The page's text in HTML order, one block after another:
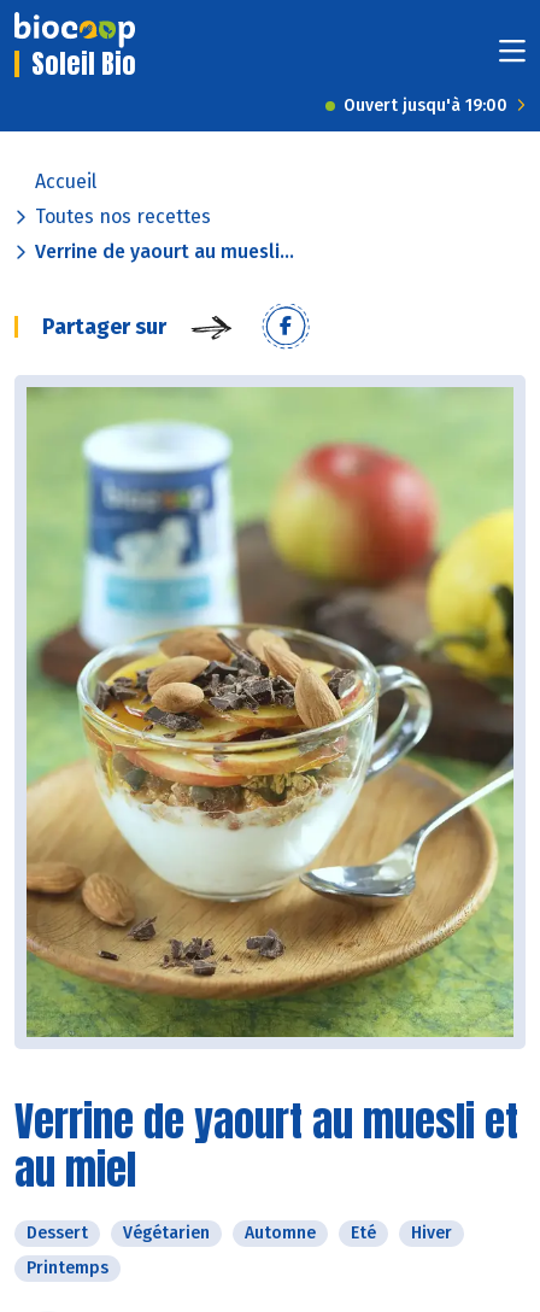
Soleil Bio
Ouvert jusqu'à 19:00
Accueil
Toutes nos recettes
Verrine de yaourt au muesli...
Partager sur
Verrine de yaourt au muesli et
au miel
Dessert Végétarien Automne Eté
Hiver
Printemps